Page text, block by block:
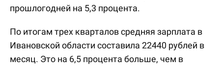
прошлогодней на 5,3 процента.
По итогам трех кварталов средняя зарплата в
Ивановской области составила 22440 рублей в
месяц. Это на 6,5 процента больше, чем в